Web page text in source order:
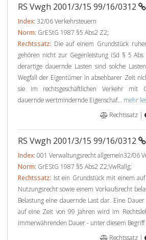
RS Vwgh 2001/3/15 99/16/0312
Index: 32/06 Verkehrsteuern
Norm: GrEStG 1987 §5 Abs2 Z2;
Rechtssatz: Die auf einem Grundstück
gehören nicht zur Gegenleistung iSd § 5
derartige dauernde Lasten sind solche
Wegfall der Eigentümer in absehbarer Zeit
sie im rechtsgeschäftlichen Verkehr mit
dauernde wertmindernde Eigenschaf... mehr
Rechtssatz |
RS Vwgh 2001/3/15 99/16/0312
Index: 001 Verwaltungsrecht allgemein32/06
Norm: GrEStG 1987 §5 Abs2 Z2;VwRallg;
Rechtssatz: Ist ein Grundstück mit einem
Nutzungsrecht sowie einem Vorkaufsrecht
Belastung eine dauernde Last dar. Eine Dauer
auf eine Zeit von 99 Jahren wird im
immerwährenden Dauer - unter diesem Begriff
Rechtssatz |